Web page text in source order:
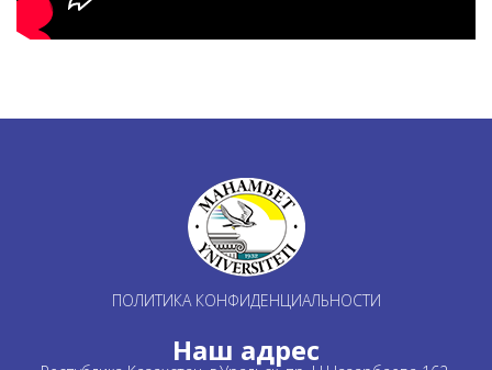
ПОЛИТИКА КОНФИДЕНЦИАЛЬНОСТИ
Наш адрес